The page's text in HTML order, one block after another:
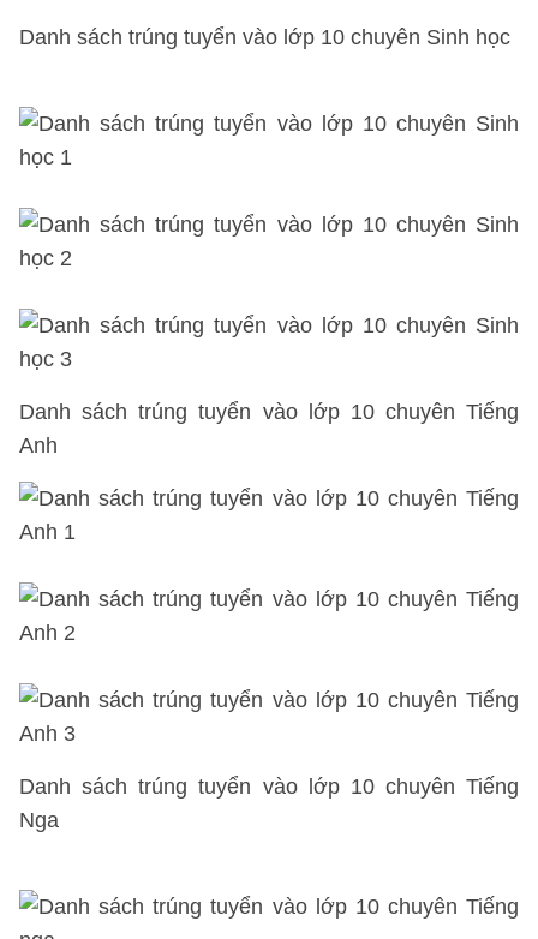
Danh sách trúng tuyển vào lớp 10 chuyên Sinh học
Danh sách trúng tuyển vào lớp 10 chuyên Tiếng
Anh
Danh sách trúng tuyển vào lớp 10 chuyên Tiếng
Nga